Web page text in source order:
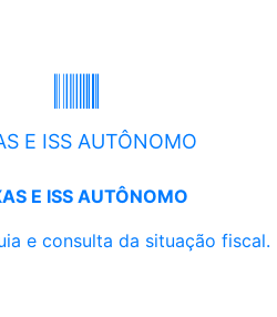
E ISS AUTÔNOMO
E ISS AUTÔNOMO
e consulta da situação fiscal.